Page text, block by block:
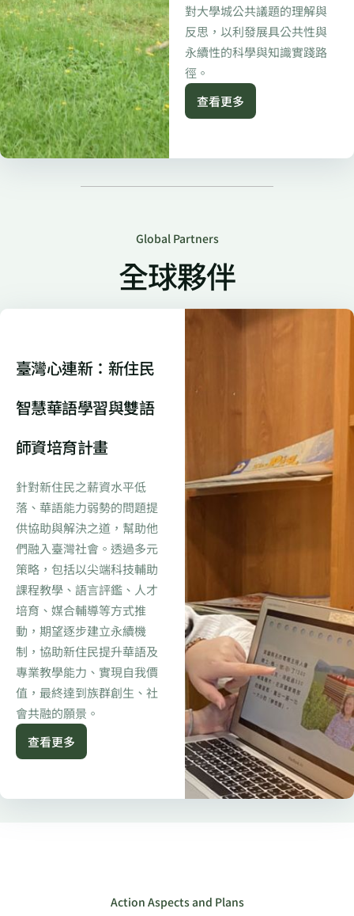
對大學城公共議題的理解與
反思，以利發展具公共性與
永續性的科學與知識實踐路
徑。
查看更多
Global Partners
全球夥伴
臺灣心連新：新住民
智慧華語學習與雙語
師資培育計畫
針對新住民之薪資水平低
落、華語能力弱勢的問題提
供協助與解決之道，幫助他
們融入臺灣社會。透過多元
策略，包括以尖端科技輔助
課程教學、語言評鑑、人才
培育、媒合輔導等方式推
動，期望逐步建立永續機
制，協助新住民提升華語及
專業教學能力、實現自我價
值，最終達到族群創生、社
會共融的願景。
查看更多
Action Aspects and Plans